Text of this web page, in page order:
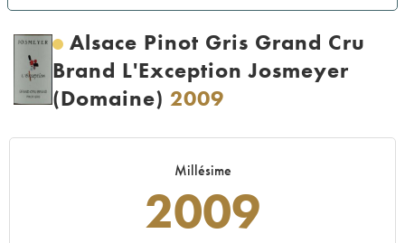
Alsace Pinot Gris Grand Cru
Brand L'Exception Josmeyer
(Domaine) 2009
Millésime
2009